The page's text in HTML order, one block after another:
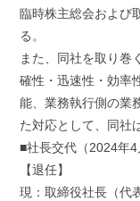
臨時株主総会および
る。
また、同社を取り巻
確性・迅速性・効率
能、業務執行側の業
た対応として、同社
■社長交代（2024年4
【退任】
現：取締役社長（代